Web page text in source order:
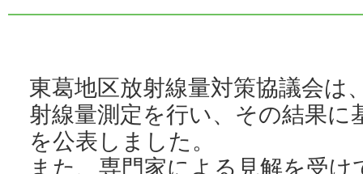
東葛地区放射線量対策協議会は
射線量測定を行い、その結果に
を公表しました。
また、専門家による見解を受